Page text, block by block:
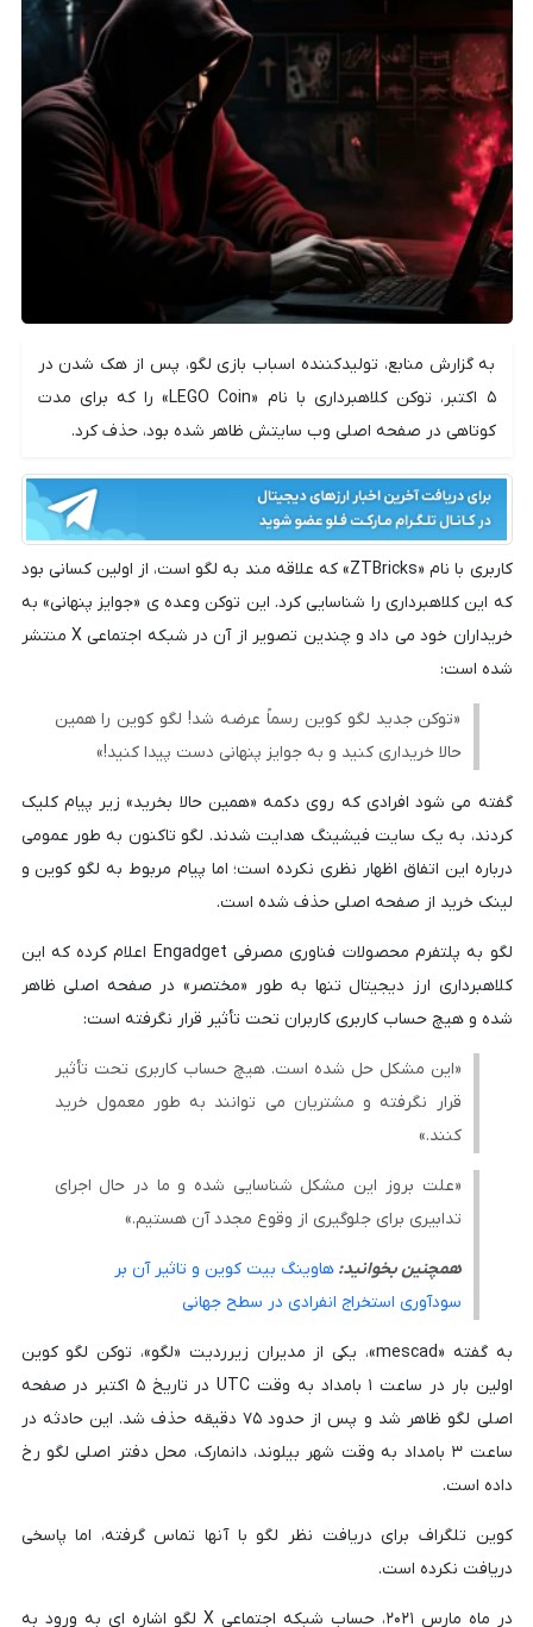
به گزارش منابع، تولیدکننده اسباب بازی لگو، پس از هک شدن در
۵ اکتبر، توکن کلاهبرداری با نام «LEGO Coin» را که برای مدت
کوتاهی در صفحه اصلی وب سایتش ظاهر شده بود، حذف کرد.
کاربری با نام «ZTBricks» که علاقه مند به لگو است، از اولین کسانی بود
که این کلاهبرداری را شناسایی کرد. این توکن وعده ی «جوایز پنهانی» به
خریداران خود می داد و چندین تصویر از آن در شبکه اجتماعی X منتشر
شده است:
«توکن جدید لگو کوین رسماً عرضه شد! لگو کوین را همین
حالا خریداری کنید و به جوایز پنهانی دست پیدا کنید!»
گفته می شود افرادی که روی دکمه «همین حالا بخرید» زیر پیام کلیک
کردند، به یک سایت فیشینگ هدایت شدند. لگو تاکنون به طور عمومی
درباره این اتفاق اظهار نظری نکرده است؛ اما پیام مربوط به لگو کوین و
لینک خرید از صفحه اصلی حذف شده است.
لگو به پلتفرم محصولات فناوری مصرفی Engadget اعلام کرده که این
کلاهبرداری ارز دیجیتال تنها به طور «مختصر» در صفحه اصلی ظاهر
شده و هیچ حساب کاربری کاربران تحت تأثیر قرار نگرفته است:
«این مشکل حل شده است. هیچ حساب کاربری تحت تأثیر
قرار نگرفته و مشتریان می توانند به طور معمول خرید
کنند.»
«علت بروز این مشکل شناسایی شده و ما در حال اجرای
تدابیری برای جلوگیری از وقوع مجدد آن هستیم.»
همچنین بخوانید:هاوینگ بیت کوین و تاثیر آن بر
سودآوری استخراج انفرادی در سطح جهانی
به گفته «mescad»، یکی از مدیران زیرردیت «لگو»، توکن لگو کوین
اولین بار در ساعت ۱ بامداد به وقت UTC در تاریخ ۵ اکتبر در صفحه
اصلی لگو ظاهر شد و پس از حدود ۷۵ دقیقه حذف شد. این حادثه در
ساعت ۳ بامداد به وقت شهر بیلوند، دانمارک، محل دفتر اصلی لگو رخ
داده است.
کوین تلگراف برای دریافت نظر لگو با آنها تماس گرفته، اما پاسخی
دریافت نکرده است.
در ماه مارس ۲۰۲۱، حساب شبکه اجتماعی X لگو اشاره ای به ورود به